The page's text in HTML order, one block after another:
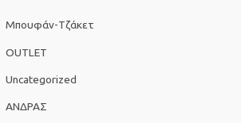
τ
η
Μπουφάν-Τζάκετ
OUTLET
Uncategorized
ΑΝΔΡΑΣ